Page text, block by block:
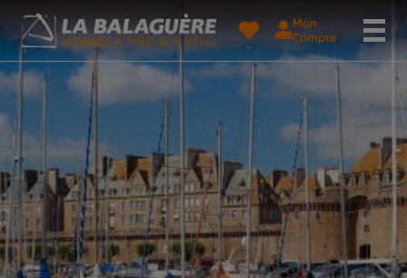
Mon
Compte